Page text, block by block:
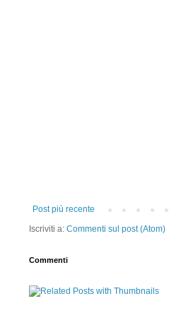
Post più recente
Iscriviti a: Commenti sul post (Atom)
Commenti